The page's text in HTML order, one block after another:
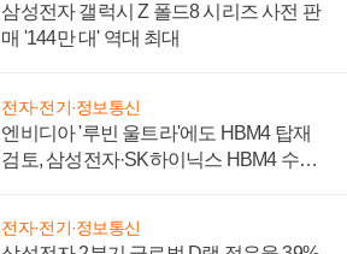
삼성전자 갤럭시 Z 폴드8 시리즈 사전 판
매 '144만 대' 역대 최대
전자·전기·정보통신
엔비디아 '루빈 울트라'에도 HBM4 탑재
검토, 삼성전자·SK하이닉스 HBM4 수율
전자·전기·정보통신